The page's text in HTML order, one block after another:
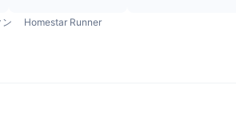
ン Homestar Runner